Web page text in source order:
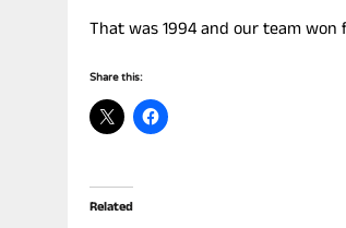
That was 1994 and our team
Share this:
Related